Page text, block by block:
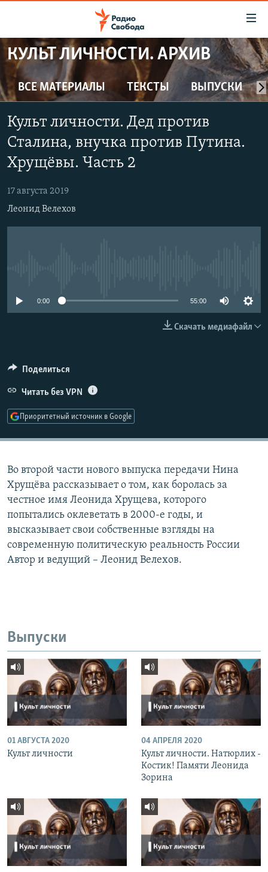
упрощенного
доступа
Вернуться
к
основному
содержанию
Вернутся
навигации
Вернутся
ПРОГРАММЫ
ПОДКАСТЫ
ЦИТАТЫ СВОБОДЫ
МНЕНИЯ
КУЛЬТУРА
IDEL.РЕАЛИИ
КАВКАЗ.РЕАЛИИ
ПОДПИШИТЕСЬ НА РАССЫЛКУ
Все сайты РСЕ/РС
КУЛЬТ ЛИЧНОСТИ. АРХИВ
ВСЕ МАТЕРИАЛЫ ТЕКСТЫ ВЫПУСКИ
Культ личности. Дед против
Сталина, внучка против Путина.
Хрущёвы. Часть 2
17 августа 2019
Леонид Велехов
0:00 55:00
Скачать медиафайл
Поделиться
Читать без VPN
Приоритетный источник в Google
Во второй части нового выпуска передачи Нина
Хрущёва рассказывает о том, как боролась за
честное имя Леонида Хрущева, которого
попытались оклеветать в 2000-е годы, и
высказывает свои собственные взгляды на
современную политическую реальность России
Автор и ведущий – Леонид Велехов.
Выпуски
01 АВГУСТА 2020
Культ личности
04 АПРЕЛЯ 2020
Культ личности. Натюрлих -
Костик! Памяти Леонида
Зорина